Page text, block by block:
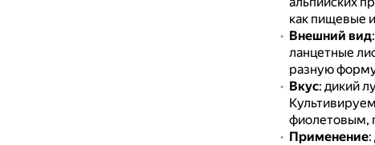
как пищевые
Внешний вид
ланцетные
разную
Вкус: дикий
фиолетовым,
Применение: